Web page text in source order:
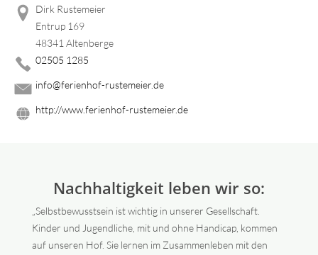
Dirk Rustemeier
Entrup 169
48341 Altenberge
02505 1285
info@ferienhof-rustemeier.de
http://www.ferienhof-rustemeier.de
Nachhaltigkeit leben wir so:
„Selbstbewusstsein ist wichtig in unserer Gesellschaft.
Kinder und Jugendliche, mit und ohne Handicap, kommen
auf unseren Hof. Sie lernen im Zusammenleben mit den